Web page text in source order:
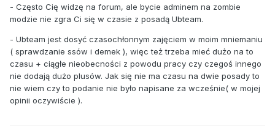
- Często Cię widzę na forum, ale bycie adminem na zombie
modzie nie zgra Ci się w czasie z posadą Ubteam.
- Ubteam jest dosyć czasochłonnym zajęciem w moim mniemaniu
( sprawdzanie ssów i demek ), więc też trzeba mieć dużo na to
czasu + ciągłe nieobecności z powodu pracy czy czegoś innego
nie dodają dużo plusów. Jak się nie ma czasu na dwie posady to
nie wiem czy to podanie nie było napisane za wcześnie( w mojej
opinii oczywiście ).